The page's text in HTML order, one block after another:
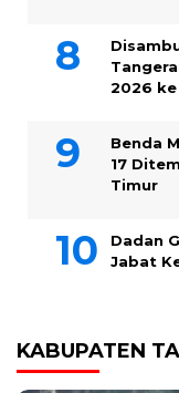
2026 ke
Benda
17
Timur
Dadan
Jabat
KABUPATEN